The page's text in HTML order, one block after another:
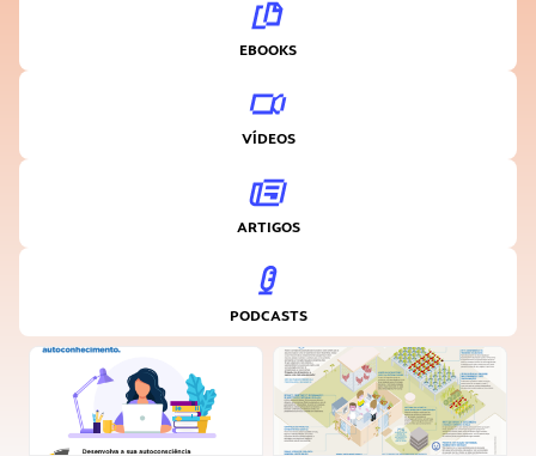
EBOOKS
VÍDEOS
ARTIGOS
PODCASTS